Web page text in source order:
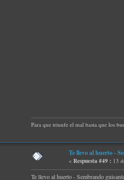
Para que triunfe el mal basta que los
Te llevo al huerto -
«Respuesta #49 : 13
Te llevo al huerto - Sembrando